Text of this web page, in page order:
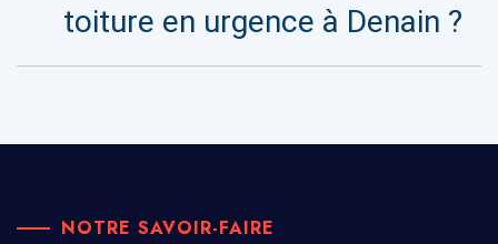
toiture en urgence à Denain ?
NOTRE SAVOIR-FAIRE